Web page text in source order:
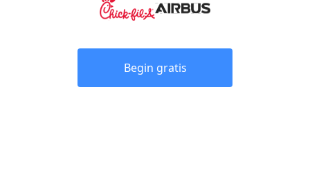
Begin gratis